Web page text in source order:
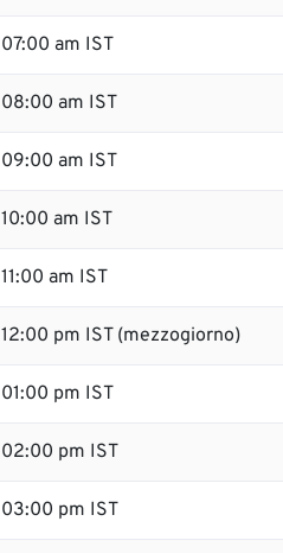
07:00 am IST
08:00 am IST
09:00 am IST
10:00 am IST
11:00 am IST
12:00 pm IST (mezzogiorno)
01:00 pm IST
02:00 pm IST
03:00 pm IST